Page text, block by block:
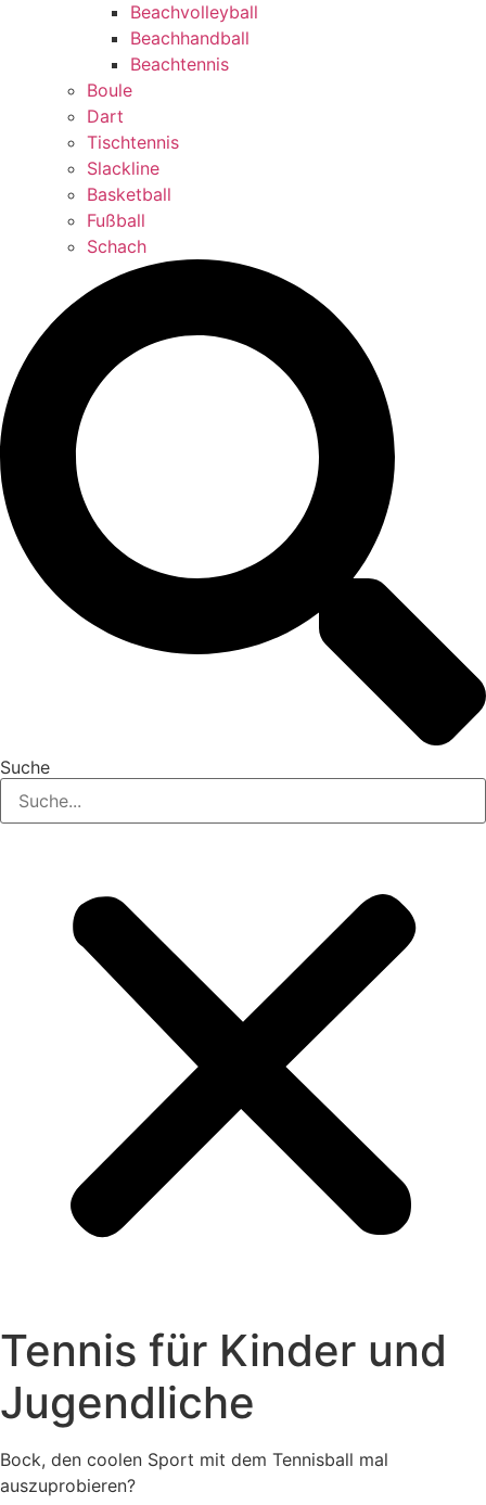
Beachvolleyball
Beachhandball
Beachtennis
Boule
Dart
Tischtennis
Slackline
Basketball
Fußball
Schach
Suche
Tennis für Kinder und
Jugendliche
Bock, den coolen Sport mit dem Tennisball mal
auszuprobieren?